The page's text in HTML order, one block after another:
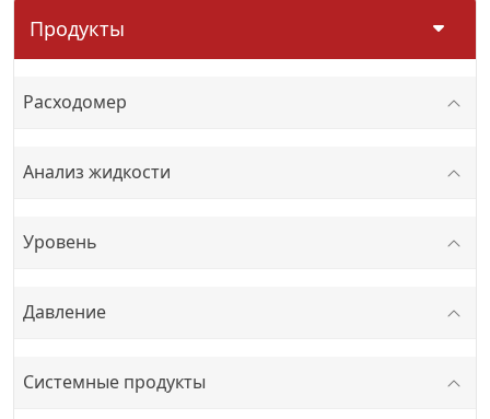
Продукты
Расходомер
Анализ жидкости
Уровень
Давление
Системные продукты